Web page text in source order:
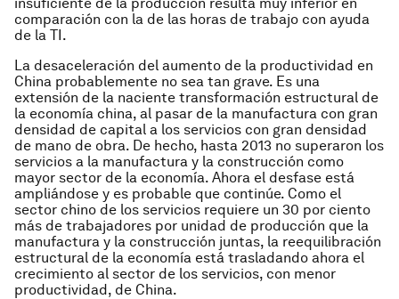
comparación con la de las horas de trabajo con ayuda
de la TI.
La desaceleración del aumento de la productividad en
China probablemente no sea tan grave. Es una
extensión de la naciente transformación estructural de
la economía china, al pasar de la manufactura con gran
densidad de capital a los servicios con gran densidad
de mano de obra. De hecho, hasta 2013 no superaron los
servicios a la manufactura y la construcción como
mayor sector de la economía. Ahora el desfase está
ampliándose y es probable que continúe. Como el
sector chino de los servicios requiere un 30 por ciento
más de trabajadores por unidad de producción que la
manufactura y la construcción juntas, la reequilibración
estructural de la economía está trasladando ahora el
crecimiento al sector de los servicios, con menor
productividad, de China.